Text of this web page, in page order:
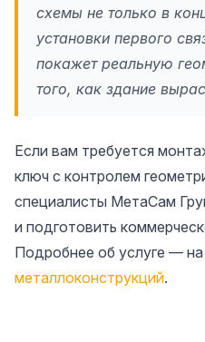
схемы не только в
установки первого
покажет реальную
того, как здание
Если вам требуется
ключ с контролем
специалисты МетаСам
и подготовить
Подробнее об услуге —
металлоконструкций.